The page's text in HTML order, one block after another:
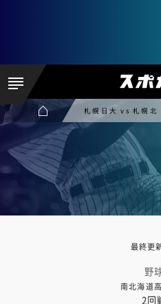
札幌日大 vs 札幌北
最終更
野
南北海道
2回